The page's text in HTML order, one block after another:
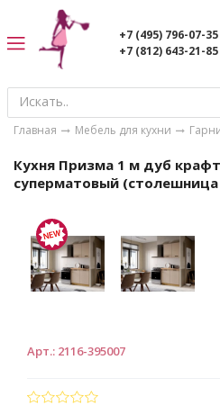
+7 (495) 796-07-35
+7 (812) 643-21-85
Главная Мебель для кухни
Кухня Призма 1 м дуб
суперматовый
Арт.: 2116-395007